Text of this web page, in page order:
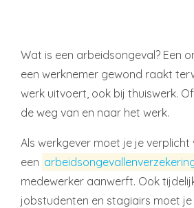
Wat is een arbeidsongeval? Een
een werknemer gewond raakt
werk uitvoert, ook bij thuiswerk.
de weg van en naar het werk.
Als werkgever moet je je verplicht
een
medewerker aanwerft. Ook
jobstudenten en stagiairs moet je